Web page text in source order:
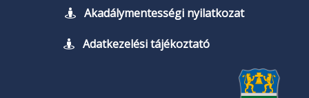
Akadálymentességi nyilatkozat
Adatkezelési tájékoztató